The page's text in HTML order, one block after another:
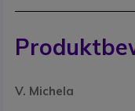
V. Michela